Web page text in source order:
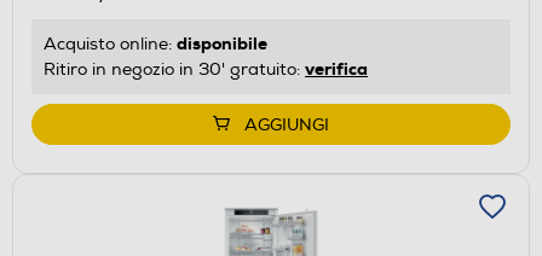
Acquisto online: disponibile
Ritiro in negozio in 30' gratuito: verifica
AGGIUNGI